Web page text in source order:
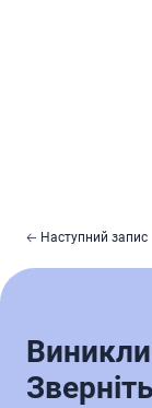
🡠 Наступний запис